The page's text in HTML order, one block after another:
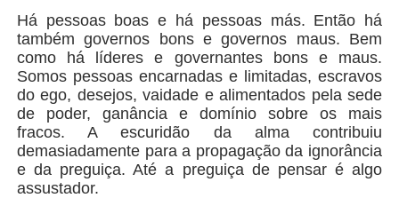
Há pessoas boas e há pessoas más. Então há
também governos bons e governos maus. Bem
como há líderes e governantes bons e maus.
Somos pessoas encarnadas e limitadas, escravos
do ego, desejos, vaidade e alimentados pela sede
de poder, ganância e domínio sobre os mais
fracos. A escuridão da alma contribuiu
demasiadamente para a propagação da ignorância
e da preguiça. Até a preguiça de pensar é algo
assustador.